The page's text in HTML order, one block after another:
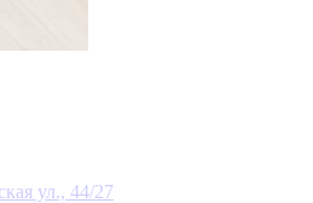
ул., 44/27